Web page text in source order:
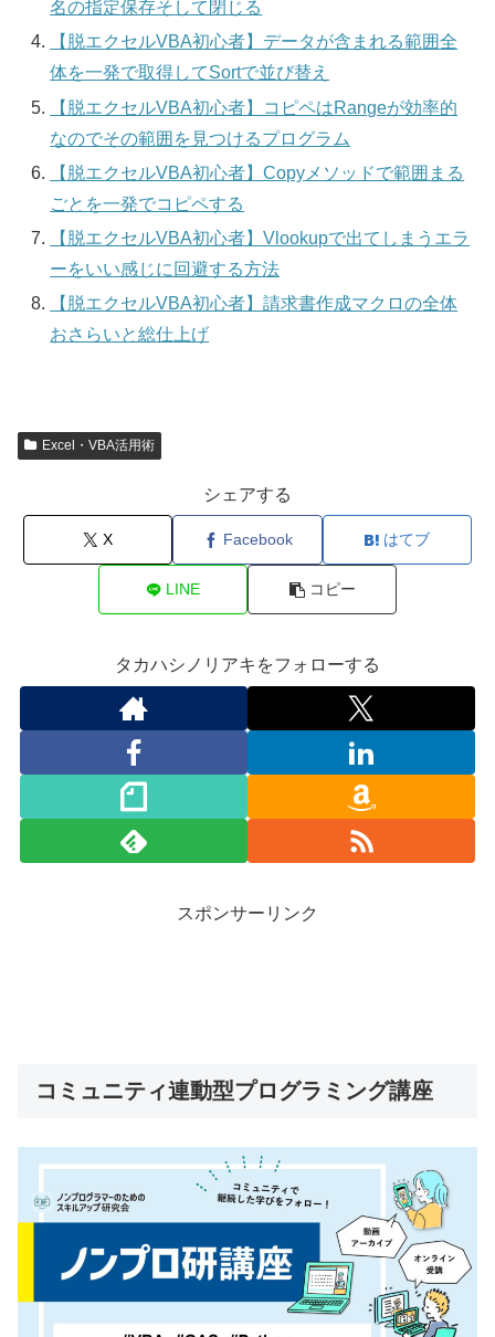
名の指定保存そして閉じる
【脱エクセルVBA初心者】データが含まれる範囲全
体を一発で取得してSortで並び替え
【脱エクセルVBA初心者】コピペはRangeが効率的
なのでその範囲を見つけるプログラム
【脱エクセルVBA初心者】Copyメソッドで範囲まる
ごとを一発でコピペする
【脱エクセルVBA初心者】Vlookupで出てしまうエラ
ーをいい感じに回避する方法
【脱エクセルVBA初心者】請求書作成マクロの全体
おさらいと総仕上げ
Excel・VBA活用術
シェアする
X Facebook はてブ
LINE コピー
タカハシノリアキをフォローする
スポンサーリンク
コミュニティ連動型プログラミング講座